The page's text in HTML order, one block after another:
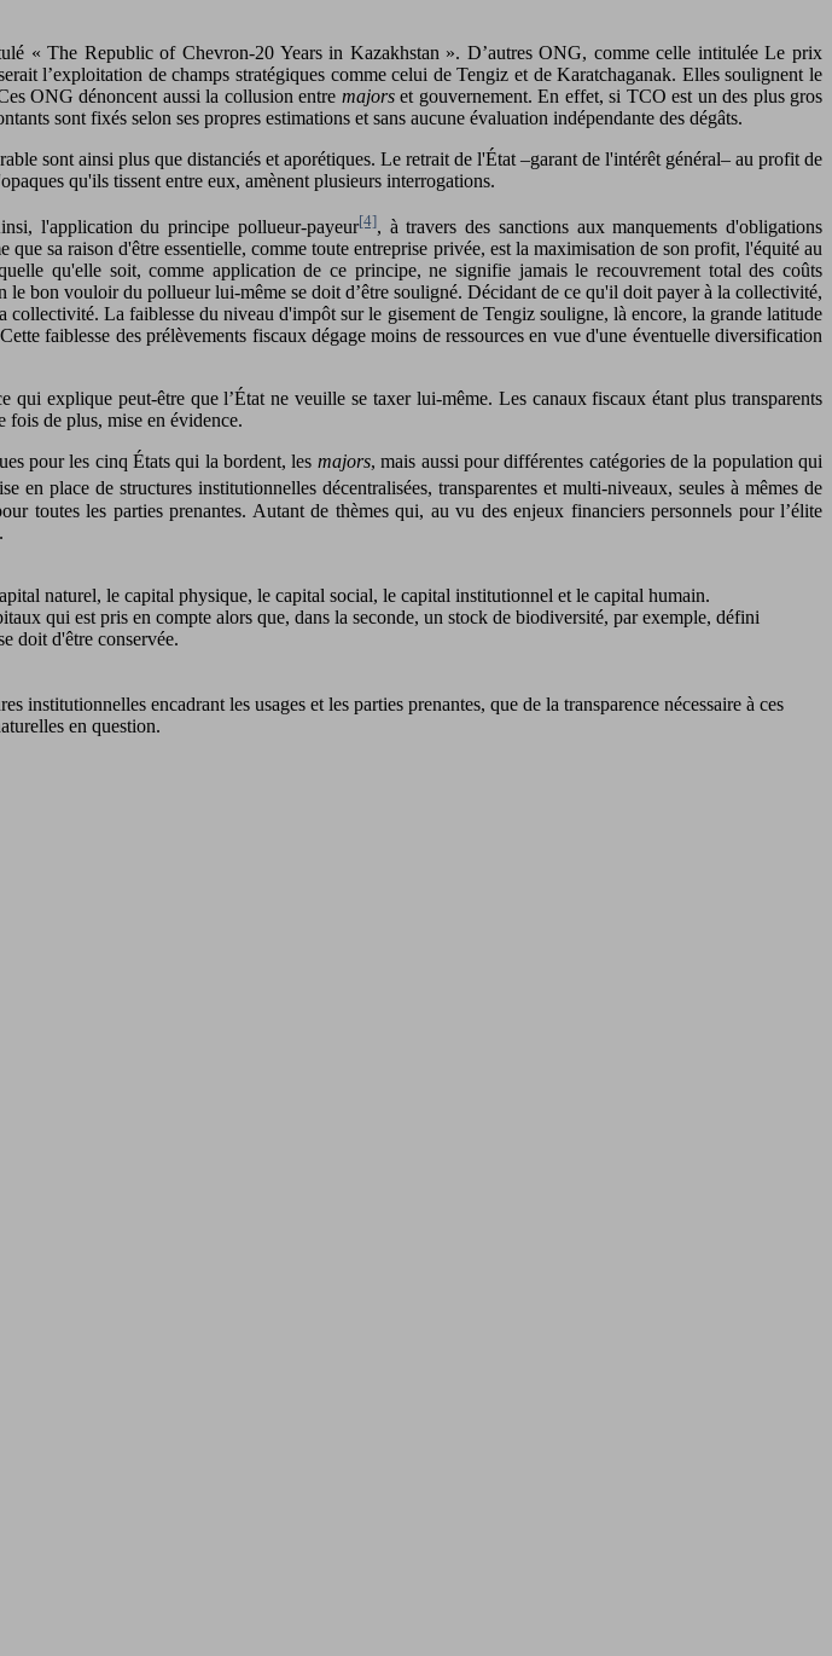
« The Republic of Chevron-20 Years in Kazakhstan ». D’autres ONG, comme celle intitulée Le prix
l’exploitation de champs stratégiques comme celui de Tengiz et de Karatchaganak. Elles soulignent le
ONG dénoncent aussi la collusion entre majorset gouvernement. En effet, si TCO est un des plus gros
sont fixés selon ses propres estimations et sans aucune évaluation indépendante des dégâts.
sont ainsi plus que distanciés et aporétiques. Le retrait de l'État –garant de l'intérêt général– au profit de
qu'ils tissent entre eux, amènent plusieurs interrogations.
l'application du principe pollueur-payeur[4], à travers des sanctions aux manquements d'obligations
sa raison d'être essentielle, comme toute entreprise privée, est la maximisation de son profit, l'équité au
qu'elle soit, comme application de ce principe, ne signifie jamais le recouvrement total des coûts
le bon vouloir du pollueur lui-même se doit d’être souligné. Décidant de ce qu'il doit payer à la collectivité,
La faiblesse du niveau d'impôt sur le gisement de Tengiz souligne, là encore, la grande latitude
faiblesse des prélèvements fiscaux dégage moins de ressources en vue d'une éventuelle diversification
explique peut-être que l’État ne veuille se taxer lui-même. Les canaux fiscaux étant plus transparents
fois de plus, mise en évidence.
pour les cinq États qui la bordent, les majors, mais aussi pour différentes catégories de la population qui
en place de structures institutionnelles décentralisées, transparentes et multi-niveaux, seules à mêmes de
toutes les parties prenantes. Autant de thèmes qui, au vu des enjeux financiers personnels pour l’élite
naturel, le capital physique, le capital social, le capital institutionnel et le capital humain.
qui est pris en compte alors que, dans la seconde, un stock de biodiversité, par exemple, défini
doit d'être conservée.
encadrant les usages et les parties prenantes, que de la transparence nécessaire à ces
en question.